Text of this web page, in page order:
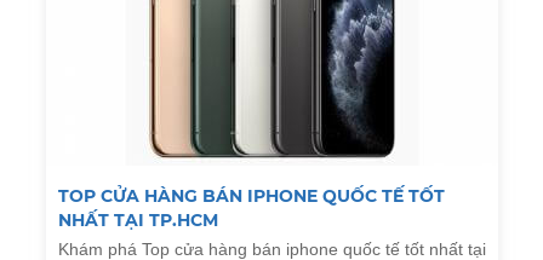
TOP CỬA HÀNG BÁN IPHONE QUỐC TẾ TỐT
NHẤT TẠI TP.HCM
Khám phá Top cửa hàng bán iphone quốc tế tốt nhất tại